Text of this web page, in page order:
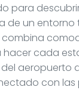
para
de un entorno
combina
cada
aeropuerto
con las